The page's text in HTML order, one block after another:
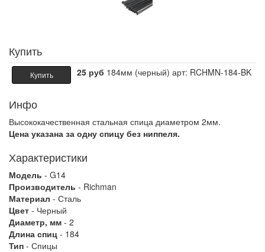
Купить
Купить 25 руб 184мм (черный) арт: RCHMN-184-BK
Инфо
Высококачественная стальная спица диаметром 2мм.
Цена указана за одну спицу без ниппеля.
Характеристики
Модель - G14
Производитель - Richman
Материал - Сталь
Цвет - Черный
Диаметр, мм - 2
Длина спиц - 184
Тип - Спицы